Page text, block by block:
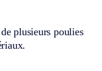
plusieurs poulies